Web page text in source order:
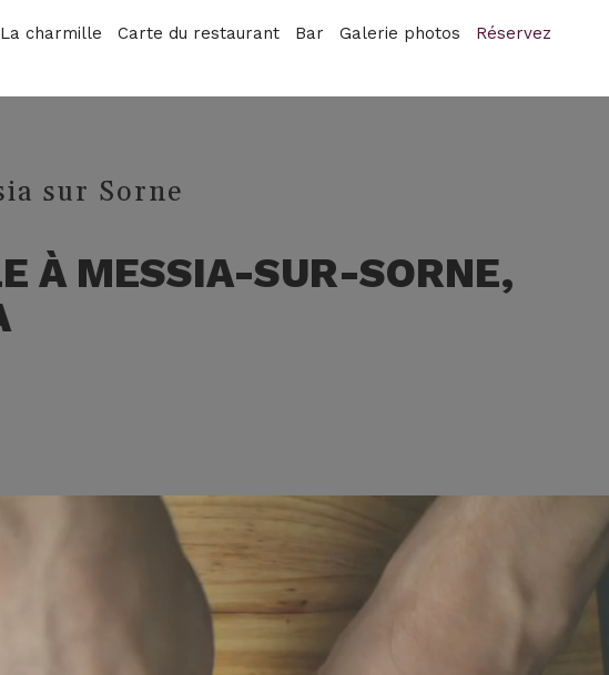
La charmille Carte du restaurant Bar Galerie photos Réservez
sur Sorne
À MESSIA-SUR-SORNE,